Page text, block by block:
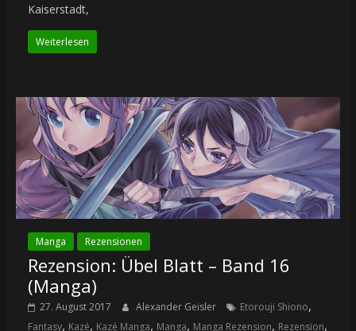
Kaiserstadt,
Weiterlesen
Manga Rezensionen
Rezension: Übel Blatt – Band 16
(Manga)
27. August 2017 Alexander Geisler Etorouji Shiono,
Fantasy, Kazé, Kazé Manga, Manga, Manga Rezension, Rezension,